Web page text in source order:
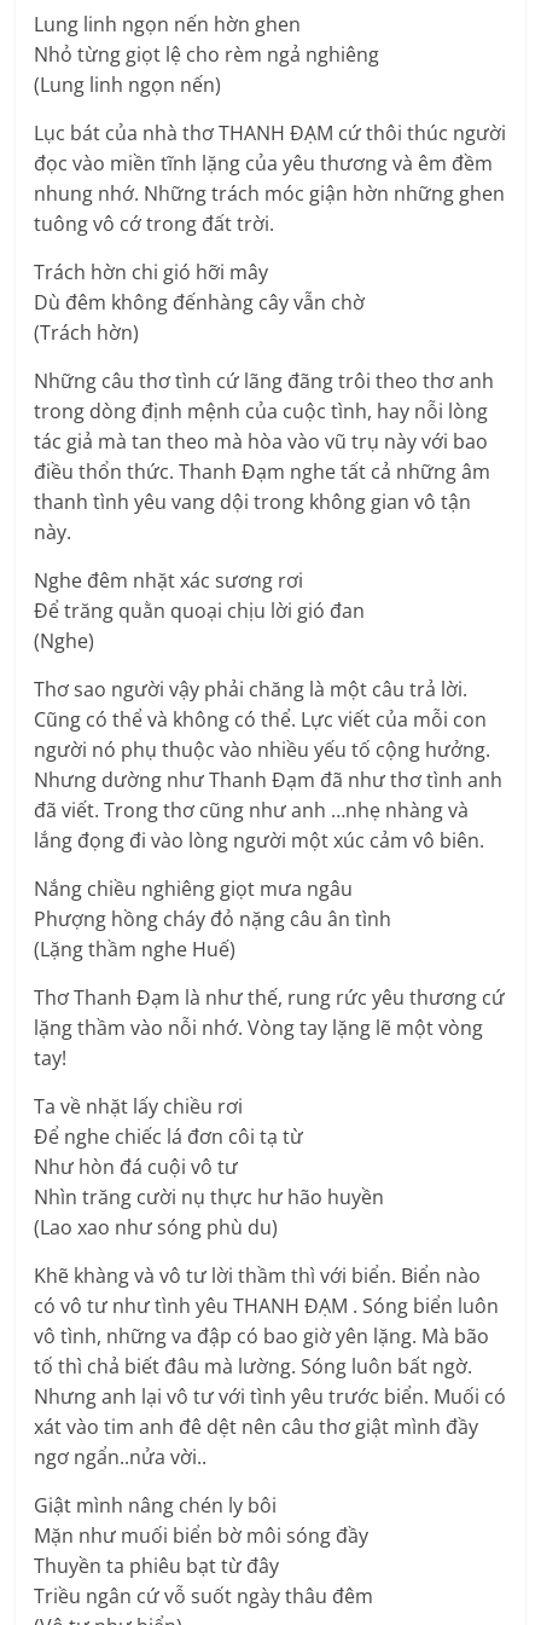
Lung linh ngọn nến hờn ghen
Nhỏ từng giọt lệ cho rèm ngả nghiêng
(Lung linh ngọn nến)
Lục bát của nhà thơ THANH ĐẠM cứ thôi thúc người
đọc vào miền tĩnh lặng của yêu thương và êm đềm
nhung nhớ. Những trách móc giận hờn những ghen
tuông vô cớ trong đất trời.
Trách hờn chi gió hỡi mây
Dù đêm không đếnhàng cây vẫn chờ
(Trách hờn)
Những câu thơ tình cứ lãng đãng trôi theo thơ anh
trong dòng định mệnh của cuộc tình, hay nỗi lòng
tác giả mà tan theo mà hòa vào vũ trụ này với bao
điều thổn thức. Thanh Đạm nghe tất cả những âm
thanh tình yêu vang dội trong không gian vô tận
này.
Nghe đêm nhặt xác sương rơi
Để trăng quằn quoại chịu lời gió đan
(Nghe)
Thơ sao người vậy phải chăng là một câu trả lời.
Cũng có thể và không có thể. Lực viết của mỗi con
người nó phụ thuộc vào nhiều yếu tố cộng hưởng.
Nhưng dường như Thanh Đạm đã như thơ tình anh
đã viết. Trong thơ cũng như anh …nhẹ nhàng và
lắng đọng đi vào lòng người một xúc cảm vô biên.
Nắng chiều nghiêng giọt mưa ngâu
Phượng hồng cháy đỏ nặng câu ân tình
(Lặng thầm nghe Huế)
Thơ Thanh Đạm là như thế, rung rức yêu thương cứ
lặng thầm vào nỗi nhớ. Vòng tay lặng lẽ một vòng
tay!
Ta về nhặt lấy chiều rơi
Để nghe chiếc lá đơn côi tạ từ
Như hòn đá cuội vô tư
Nhìn trăng cười nụ thực hư hão huyền
(Lao xao như sóng phù du)
Khẽ khàng và vô tư lời thầm thì với biển. Biển nào
có vô tư như tình yêu THANH ĐẠM . Sóng biển luôn
vô tình, những va đập có bao giờ yên lặng. Mà bão
tố thì chả biết đâu mà lường. Sóng luôn bất ngờ.
Nhưng anh lại vô tư với tình yêu trước biển. Muối có
xát vào tim anh đê dệt nên câu thơ giật mình đầy
ngơ ngẩn..nửa vời..
Giật mình nâng chén ly bôi
Mặn như muối biển bờ môi sóng đầy
Thuyền ta phiêu bạt từ đây
Triều ngân cứ vỗ suốt ngày thâu đêm